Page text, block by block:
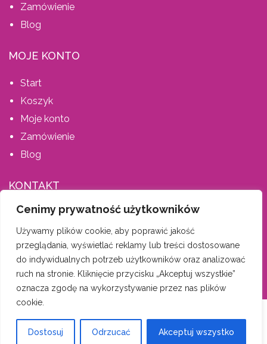
Cenimy prywatność użytkowników
Używamy plików cookie, aby poprawić jakość
przeglądania, wyświetlać reklamy lub treści dostosowane
do indywidualnych potrzeb użytkowników oraz analizować
ruch na stronie. Kliknięcie przycisku „Akceptuj wszystkie”
oznacza zgodę na wykorzystywanie przez nas plików
cookie.
Dostosuj Odrzucać Akceptuj wszystko
Zamówienie
Blog
MOJE KONTO
Start
Koszyk
Moje konto
Zamówienie
Blog
KONTAKT
AIS MEBLE, ŚPIEWLA ANETA
Dąbrówka 202, 34-146 Stryszów
tel. 600 335 659
AIS Meble| Wszelkie prawa zastrzeżone |Nota prawna, pliki
cookies
Regulamin| Wykonanie:Tomsky.pl